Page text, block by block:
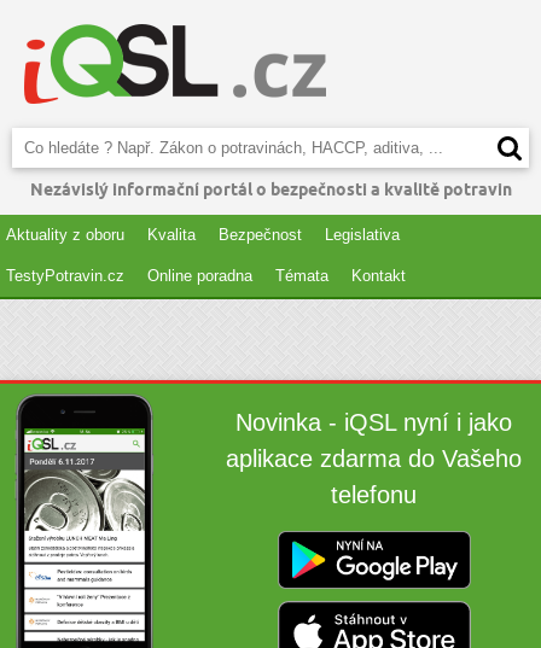
Nezávislý informační portál o bezpečnosti a kvalitě potravin
Aktuality z oboru Kvalita Bezpečnost Legislativa
TestyPotravin.cz Online poradna Témata Kontakt
Novinka - iQSL nyní i jako
aplikace zdarma do Vašeho
telefonu